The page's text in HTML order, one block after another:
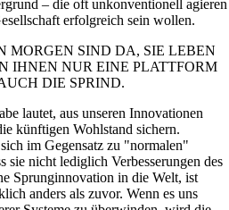
– die oft unkonventionell agieren
erfolgreich sein wollen.
MORGEN SIND DA, SIE LEBEN
IHNEN NUR EINE PLATTFORM
DIE SPRIND.
lautet, aus unseren Innovationen
künftigen Wohlstand sichern.
im Gegensatz zu
normalen
sie nicht lediglich Verbesserungen des
Sprunginnovation in die Welt, ist
anders als zuvor. Wenn es uns